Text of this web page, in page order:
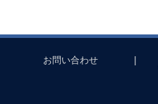
お問い合わせ